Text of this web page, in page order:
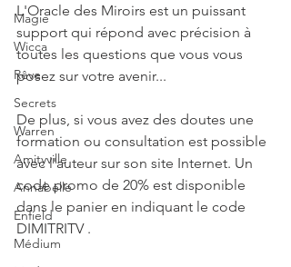
Magie
Wicca
Rêve
Secrets
Warren
Amityville
Annabelle
Enfield
Médium
L'Oracle des Miroirs est un puissant
support qui répond avec précision à
toutes les questions que vous vous
posez sur votre avenir...
De plus, si vous avez des doutes une
formation ou consultation est possible
avec l'auteur sur son site Internet. Un
code promo de 20% est disponible
dans le panier en indiquant le code
DIMITRITV .